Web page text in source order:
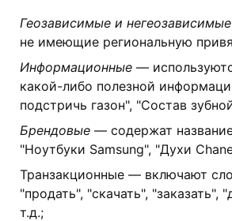
Геозависимые и негеозависимые
не имеющие региональную
Информационные —
какой-либо полезной
подстричь газон", "Состав
Брендовые — содержат
"Ноутбуки Samsung", "Духи
Транзакционные — включают
"продать", "скачать", "заказать",
т.д.;